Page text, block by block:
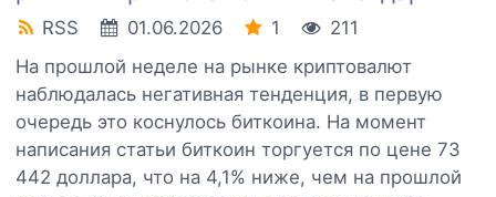
RSS 01.06.2026 1
211
На прошлой неделе на рынке криптовалют
наблюдалась негативная тенденция, в первую
очередь это коснулось биткоина. На момент
написания статьи биткоин торгуется по цене 73
442 доллара, что на 4,1% ниже, чем на прошлой